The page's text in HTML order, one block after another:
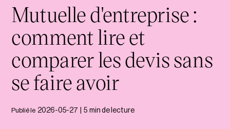
Mutuelle d'entreprise :
comment lire et
comparer les devis sans
se faire avoir
Publié le 2026-05-27 5 min de lecture